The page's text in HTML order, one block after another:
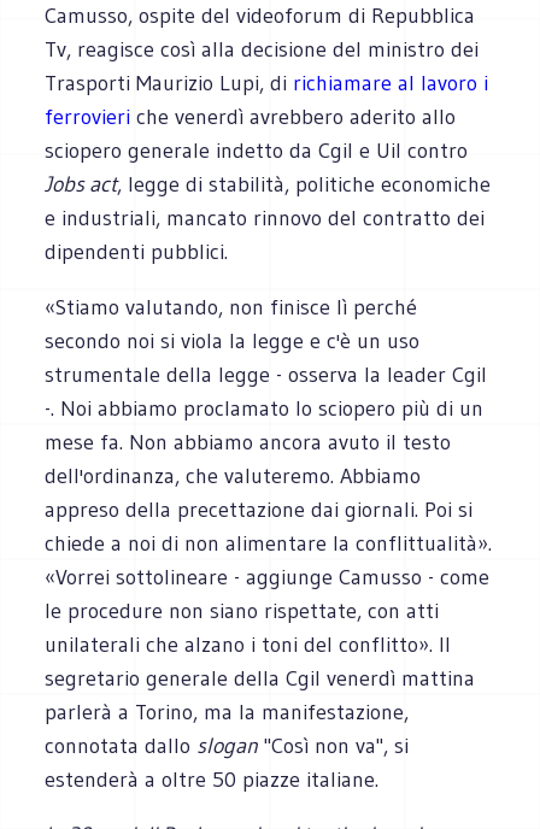
Camusso, ospite del videoforum di Repubblica
Tv, reagisce così alla decisione del ministro dei
Trasporti Maurizio Lupi, di richiamare al lavoro i
ferrovieri che venerdì avrebbero aderito allo
sciopero generale indetto da Cgil e Uil contro
Jobs act, legge di stabilità, politiche economiche
e industriali, mancato rinnovo del contratto dei
dipendenti pubblici.
«Stiamo valutando, non finisce lì perché
secondo noi si viola la legge e c'è un uso
strumentale della legge - osserva la leader Cgil
-. Noi abbiamo proclamato lo sciopero più di un
mese fa. Non abbiamo ancora avuto il testo
dell'ordinanza, che valuteremo. Abbiamo
appreso della precettazione dai giornali. Poi si
chiede a noi di non alimentare la conflittualità».
«Vorrei sottolineare - aggiunge Camusso - come
le procedure non siano rispettate, con atti
unilaterali che alzano i toni del conflitto». Il
segretario generale della Cgil venerdì mattina
parlerà a Torino, ma la manifestazione,
connotata dallo slogan "Così non va", si
estenderà a oltre 50 piazze italiane.